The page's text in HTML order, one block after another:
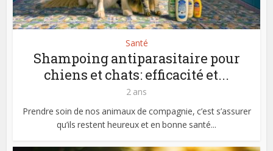
Santé
Shampoing antiparasitaire pour
chiens et chats: efficacité et...
2 ans
Prendre soin de nos animaux de compagnie, c’est s’assurer
qu’ils restent heureux et en bonne santé...